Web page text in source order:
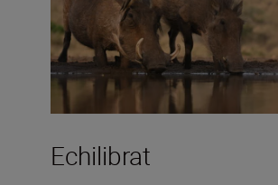
Echilibrat